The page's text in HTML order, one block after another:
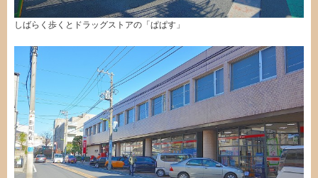
しばらく歩くとドラッグストアの「ぱぱす」